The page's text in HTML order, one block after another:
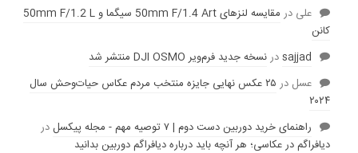
علی در
مقایسه لنز‌های 50mm F/1.4 Art سیگما و 50mm F/1.2 L
کانن
sajjadدرنسخه جدید فرم‌ویر DJI OSMO منتشر شد
عسل در
۲۵ عکس نهایی جایزه منتخب مردم عکاس حیات‌وحش سال
۲۰۲۴
راهنمای خرید دوربین دست دوم | ۷ توصیه مهم - مجله پیکسل
در
دیافراگم در عکاسی؛ هر آنچه باید درباره دیافراگم دوربین بدانید